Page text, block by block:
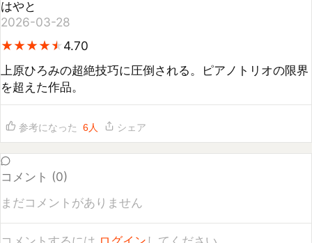
★
★ ★★ ★
★
を超えた作品。
参考になった
コメント (0
まだコメントがありません